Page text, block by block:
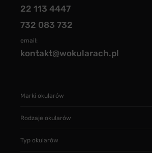
22 113 4447
732 083 732
email:
kontakt@wokularach.pl
Marki okularów
Rodzaje okularów
Typ okularów